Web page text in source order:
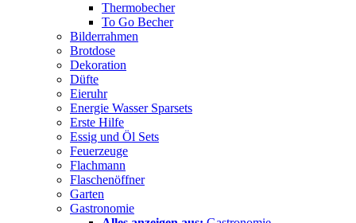
Thermobecher
To Go Becher
Bilderrahmen
Brotdose
Dekoration
Düfte
Eieruhr
Energie Wasser Sparsets
Erste Hilfe
Essig und Öl Sets
Feuerzeuge
Flachmann
Flaschenöffner
Garten
Gastronomie